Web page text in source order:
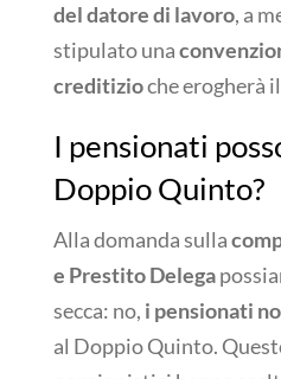
del datore di lavoro, a
stipulato una
creditizioche erogherà
I pensionati
Doppio Quinto?
Alla domanda sulla
e Prestito Delega
secca: no, i pensionati
al Doppio Quinto.